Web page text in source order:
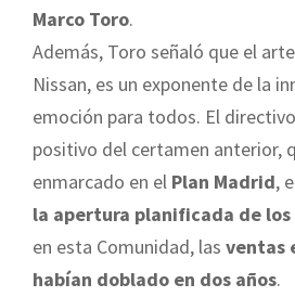
Marco Toro.
Además, Toro señaló que el
Nissan, es un exponente de la
emoción para todos. El
positivo del certamen anterior,
enmarcado en el Plan Madrid,
la apertura planificada de los
en esta Comunidad, las ventas
habían doblado en dos años.